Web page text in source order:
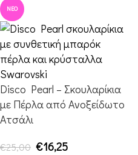
ΝΈΟ
Disco Pearl – Σκουλαρίκια
με Πέρλα από Ανοξείδωτο
Ατσάλι
€25,00 €16,25